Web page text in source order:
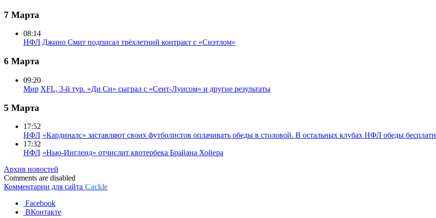
7 Марта
08:14
НФЛ Джино Смит подписал трёхлетний контракт с «Сиэтлом»
6 Марта
09:20
Мир XFL, 3-й тур. «Ди Си» сыграл с «Сент-Луисом» и другие результаты
5 Марта
17:52
НФЛ «Кардиналс» заставляют своих футболистов оплачивать обеды в столовой. В остальных клубах НФЛ обеды
17:32
НФЛ «Нью-Ингленд» отчислит квотербека Брайана Хойера
Архив новостей
Comments are disabled
Комментарии для сайта Cackle
Facebook
ВКонтакте